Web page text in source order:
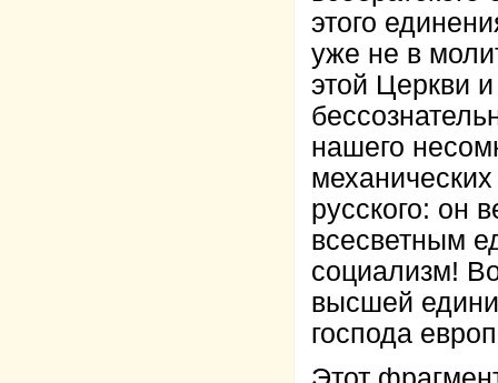
этого
уже не в
этой Церкви
нашего
русского: он
всесветным
социализм!
высшей
господа